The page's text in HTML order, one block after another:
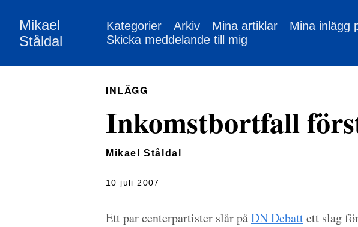
Mikael
Ståldal
Kategorier Arkiv Mina artiklar Mina inlägg
Skicka meddelande till mig
INLÄGG
Inkomstbortfall
Mikael Ståldal
10 juli 2007
Ett par centerpartister slår påDN Debattett slag